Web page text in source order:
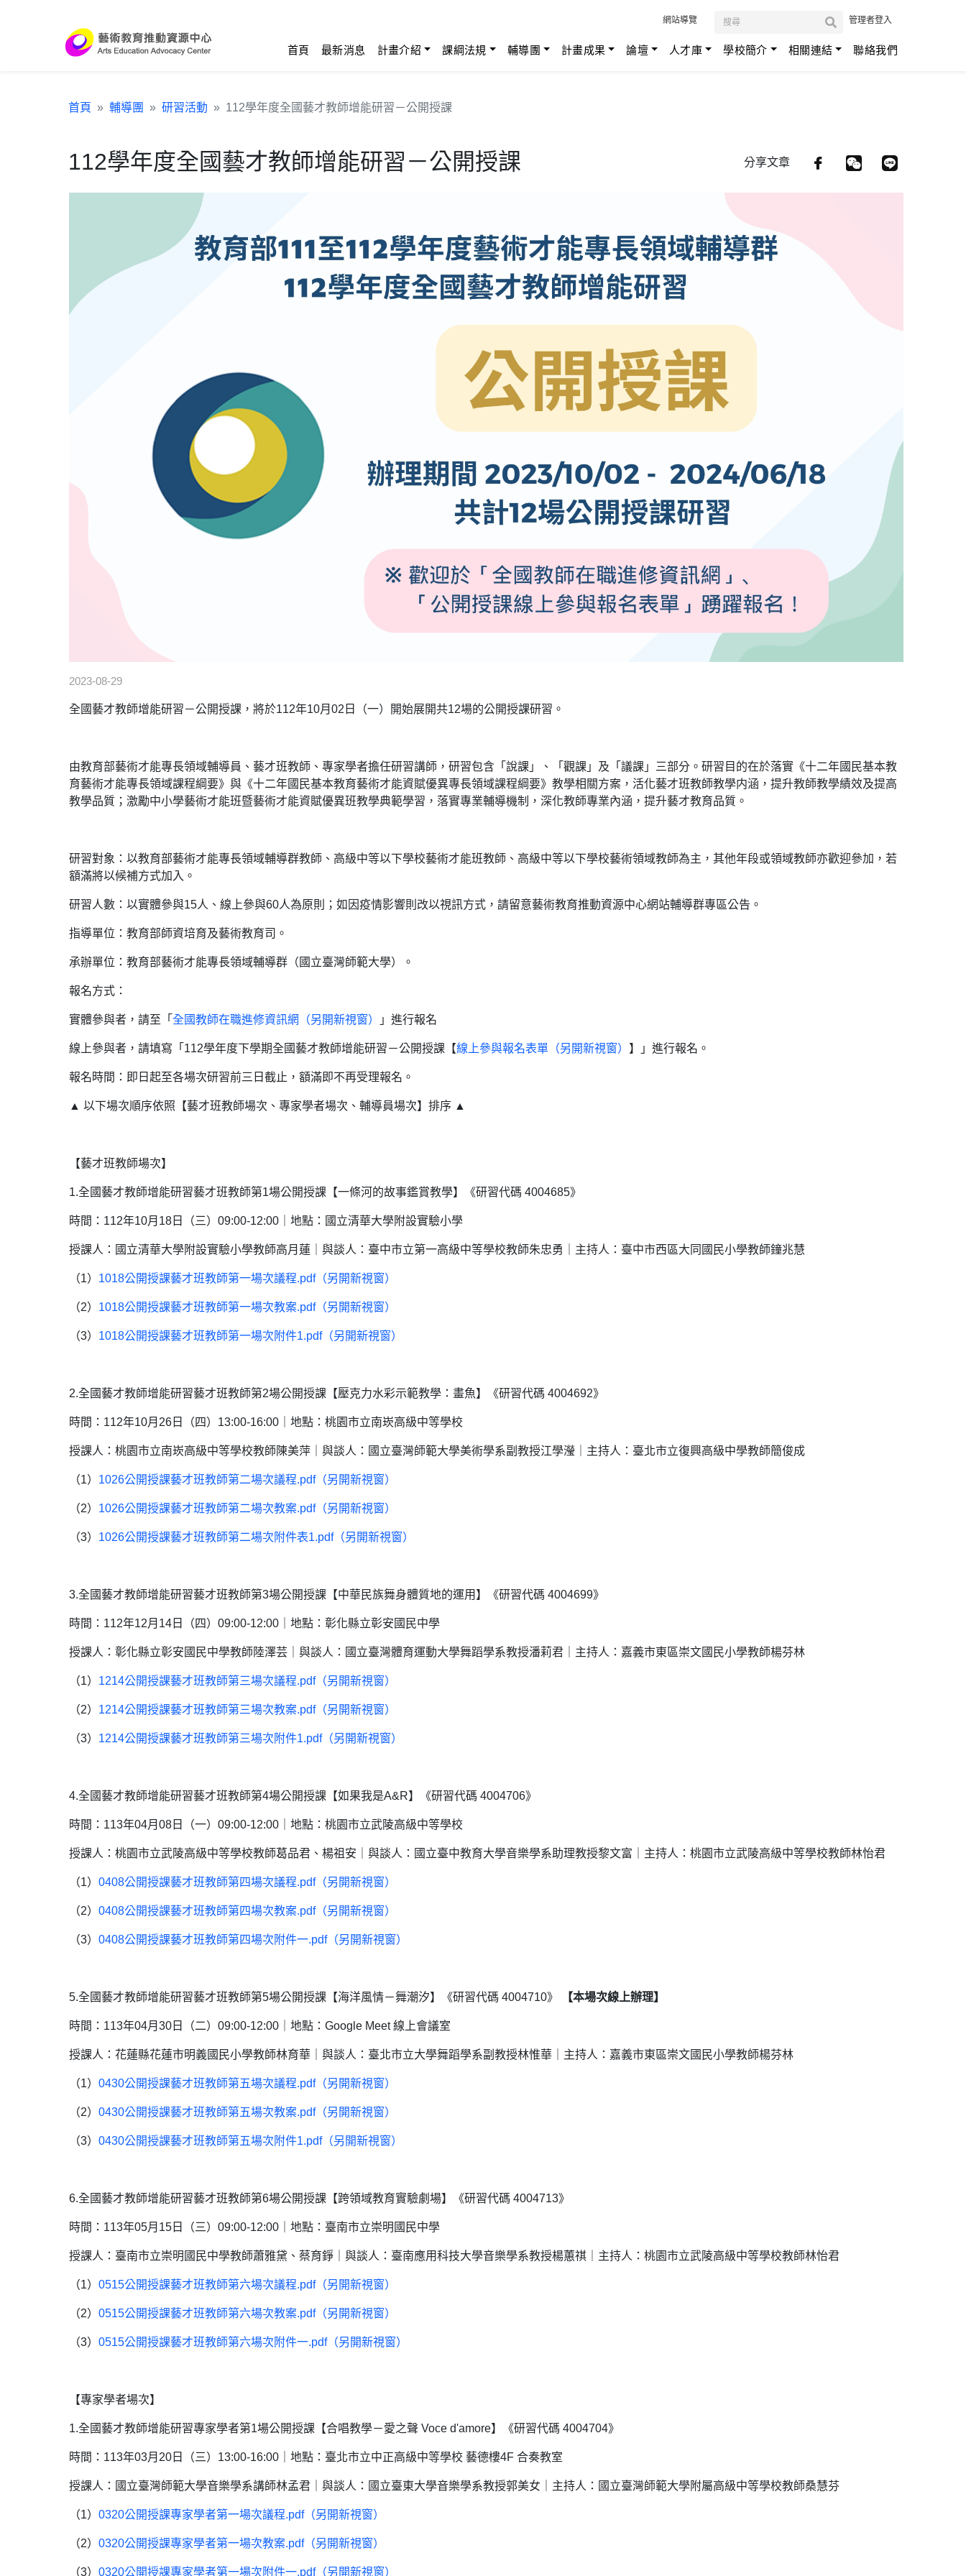
網站導覽 管理者登入
首頁 最新消息 計畫介紹 課綱法規 輔導團 計畫成果 論壇 人才庫 學校簡介 相關連結 聯絡我們
首頁 輔導團 研習活動 112學年度全國藝才教師增能研習－公開授課
112學年度全國藝才教師增能研習－公開授課 分享文章
2023-08-29
全國藝才教師增能研習－公開授課，將於112年10月02日（一）開始展開共12場的公開授課研習。
由教育部藝術才能專長領域輔導員、藝才班教師、專家學者擔任研習講師，研習包含「說課」、「觀課」及「議課」三部分。研習目的在於落實《十二年國民基本教
育藝術才能專長領域課程綱要》與《十二年國民基本教育藝術才能資賦優異專長領域課程綱要》教學相關方案，活化藝才班教師教學内涵，提升教師教學績效及提高
教學品質；激勵中小學藝術才能班暨藝術才能資賦優異班教學典範學習，落實專業輔導機制，深化教師專業內涵，提升藝才教育品質。
研習對象：以教育部藝術才能專長領域輔導群教師、高級中等以下學校藝術才能班教師、高級中等以下學校藝術領域教師為主，其他年段或領域教師亦歡迎參加，若
額滿將以候補方式加入。
研習人數：以實體參與15人、線上參與60人為原則；如因疫情影響則改以視訊方式，請留意藝術教育推動資源中心網站輔導群專區公告。
指導單位：教育部師資培育及藝術教育司。
承辦單位：教育部藝術才能專長領域輔導群（國立臺灣師範大學）。
報名方式：
實體參與者，請至「 全國教師在職進修資訊網 （另開新視窗） 」進行報名
線上參與者，請填寫「112學年度下學期全國藝才教師增能研習－公開授課【線上參與報名表單 （另開新視窗） 】」進行報名。
報名時間：即日起至各場次研習前三日截止，額滿即不再受理報名。
▲ 以下場次順序依照【藝才班教師場次、專家學者場次、輔導員場次】排序 ▲
【藝才班教師場次】
1.全國藝才教師增能研習藝才班教師第1場公開授課【一條河的故事鑑賞教學】《研習代碼 4004685》
時間：112年10月18日（三）09:00-12:00｜地點：國立清華大學附設實驗小學
授課人：國立清華大學附設實驗小學教師高月蓮｜與談人：臺中市立第一高級中等學校教師朱忠勇｜主持人：臺中市西區大同國民小學教師鐘兆慧
（1） 1018公開授課藝才班教師第一場次議程.pdf（另開新視窗）
（2） 1018公開授課藝才班教師第一場次教案.pdf（另開新視窗）
（3） 1018公開授課藝才班教師第一場次附件1.pdf（另開新視窗）
2.全國藝才教師增能研習藝才班教師第2場公開授課【壓克力水彩示範教學：畫魚】《研習代碼 4004692》
時間：112年10月26日（四）13:00-16:00｜地點：桃園市立南崁高級中等學校
授課人：桃園市立南崁高級中等學校教師陳美萍｜與談人：國立臺灣師範大學美術學系副教授江學瀅｜主持人：臺北市立復興高級中學教師簡俊成
（1） 1026公開授課藝才班教師第二場次議程.pdf（另開新視窗）
（2） 1026公開授課藝才班教師第二場次教案.pdf（另開新視窗）
（3） 1026公開授課藝才班教師第二場次附件表1.pdf（另開新視窗）
3.全國藝才教師增能研習藝才班教師第3場公開授課【中華民族舞身體質地的運用】《研習代碼 4004699》
時間：112年12月14日（四）09:00-12:00｜地點：彰化縣立彰安國民中學
授課人：彰化縣立彰安國民中學教師陸澤芸｜與談人：國立臺灣體育運動大學舞蹈學系教授潘莉君｜主持人：嘉義市東區崇文國民小學教師楊芬林
（1） 1214公開授課藝才班教師第三場次議程.pdf（另開新視窗）
（2） 1214公開授課藝才班教師第三場次教案.pdf（另開新視窗）
（3） 1214公開授課藝才班教師第三場次附件1.pdf（另開新視窗）
4.全國藝才教師增能研習藝才班教師第4場公開授課【如果我是A&R】《研習代碼 4004706》
時間：113年04月08日（一）09:00-12:00｜地點：桃園市立武陵高級中等學校
授課人：桃園市立武陵高級中等學校教師葛品君、楊祖安｜與談人：國立臺中教育大學音樂學系助理教授黎文富｜主持人：桃園市立武陵高級中等學校教師林怡君
（1） 0408公開授課藝才班教師第四場次議程.pdf（另開新視窗）
（2） 0408公開授課藝才班教師第四場次教案.pdf（另開新視窗）
（3） 0408公開授課藝才班教師第四場次附件一.pdf（另開新視窗）
5.全國藝才教師增能研習藝才班教師第5場公開授課【海洋風情－舞潮汐】《研習代碼 4004710》 【本場次線上辦理】
時間：113年04月30日（二）09:00-12:00｜地點：Google Meet 線上會議室
授課人：花蓮縣花蓮市明義國民小學教師林育華｜與談人：臺北市立大學舞蹈學系副教授林惟華｜主持人：嘉義市東區崇文國民小學教師楊芬林
（1） 0430公開授課藝才班教師第五場次議程.pdf（另開新視窗）
（2） 0430公開授課藝才班教師第五場次教案.pdf（另開新視窗）
（3） 0430公開授課藝才班教師第五場次附件1.pdf（另開新視窗）
6.全國藝才教師增能研習藝才班教師第6場公開授課【跨領域教育實驗劇場】《研習代碼 4004713》
時間：113年05月15日（三）09:00-12:00｜地點：臺南市立崇明國民中學
授課人：臺南市立崇明國民中學教師蕭雅黛、蔡育錚｜與談人：臺南應用科技大學音樂學系教授楊蕙祺｜主持人：桃園市立武陵高級中等學校教師林怡君
（1） 0515公開授課藝才班教師第六場次議程.pdf（另開新視窗）
（2） 0515公開授課藝才班教師第六場次教案.pdf（另開新視窗）
（3） 0515公開授課藝才班教師第六場次附件一.pdf（另開新視窗）
【專家學者場次】
1.全國藝才教師增能研習專家學者第1場公開授課【合唱教學－愛之聲 Voce d'amore】《研習代碼 4004704》
時間：113年03月20日（三）13:00-16:00｜地點：臺北市立中正高級中等學校 藝德樓4F 合奏教室
授課人：國立臺灣師範大學音樂學系講師林孟君｜與談人：國立臺東大學音樂學系教授郭美女｜主持人：國立臺灣師範大學附屬高級中等學校教師桑慧芬
（1） 0320公開授課專家學者第一場次議程.pdf（另開新視窗）
（2） 0320公開授課專家學者第一場次教案.pdf（另開新視窗）
（3） 0320公開授課專家學者第一場次附件一.pdf（另開新視窗）